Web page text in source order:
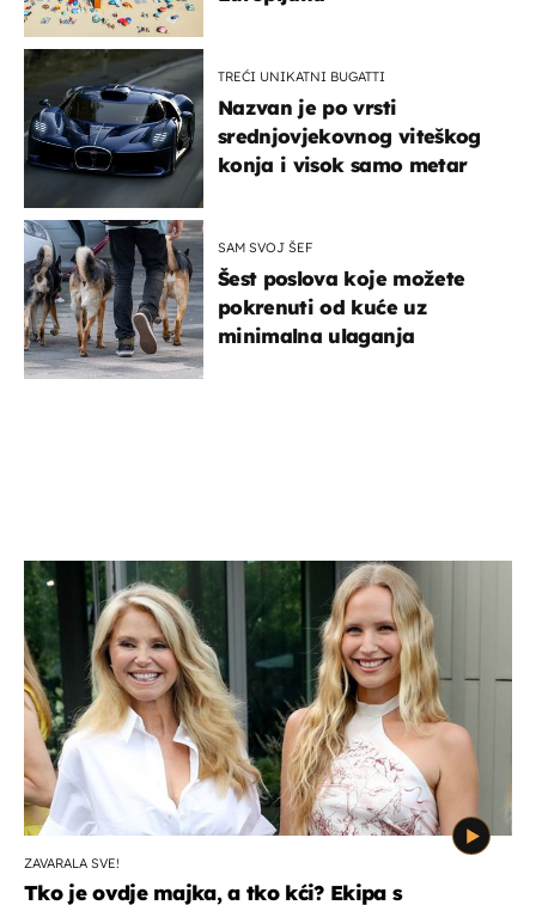
TREĆI UNIKATNI BUGATTI
Nazvan je po vrsti
srednjovjekovnog viteškog
konja i visok samo metar
SAM SVOJ ŠEF
Šest poslova koje možete
pokrenuti od kuće uz
minimalna ulaganja
ZAVARALA SVE!
Tko je ovdje majka, a tko kći? Ekipa s